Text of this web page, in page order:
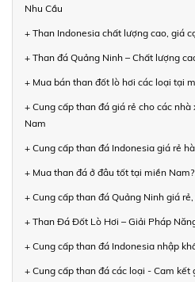
Nhu Cầu
+ Than Indonesia chất lượng cao, giá
+ Than đá Quảng Ninh – Chất lượng
+ Mua bán than đốt lò hơi các loại tại
+ Cung cấp than đá giá rẻ cho các
Nam
+ Cung cấp than đá Indonesia giá rẻ
+ Mua than đá ở đâu tốt tại miền Nam?
+ Cung cấp than đá Quảng Ninh giá
+ Than Đá Đốt Lò Hơi – Giải Pháp
+ Cung cấp than đá Indonesia nhập
+ Cung cấp than đá các loại - Cam kết